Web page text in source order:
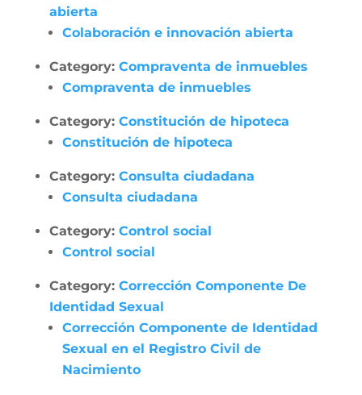
abierta
Colaboración e innovación abierta
Category: Compraventa de inmuebles
Compraventa de inmuebles
Category: Constitución de hipoteca
Constitución de hipoteca
Category: Consulta ciudadana
Consulta ciudadana
Category: Control social
Control social
Category: Corrección Componente De
Identidad Sexual
Corrección Componente de Identidad
Sexual en el Registro Civil de
Nacimiento